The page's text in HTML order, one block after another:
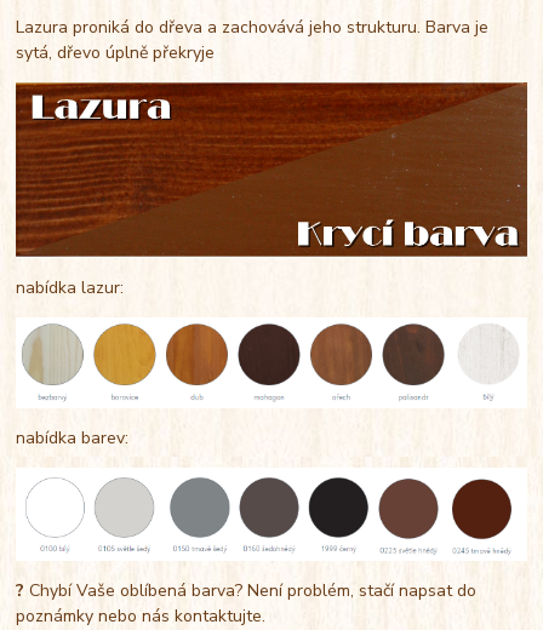
Lazura proniká do dřeva a zachovává jeho strukturu. Barva je
sytá, dřevo úplně překryje
nabídka lazur:
nabídka barev:
?Chybí Vaše oblíbená barva? Není problém, stačí napsat do
poznámky nebo nás kontaktujte.